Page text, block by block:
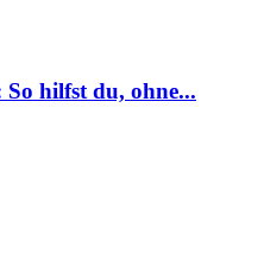
hilfst du, ohne...